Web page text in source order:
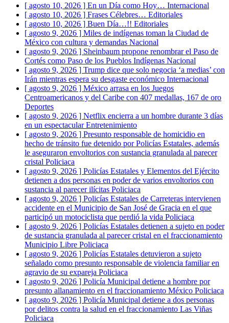
[ agosto 10, 2026 ] En un Día como Hoy… Internacional
[ agosto 10, 2026 ] Frases Célebres… Editoriales
[ agosto 10, 2026 ] Buen Día…!! Editoriales
[ agosto 9, 2026 ] Miles de indígenas toman la Ciudad de
México con cultura y demandas Nacional
[ agosto 9, 2026 ] Sheinbaum propone renombrar el Paso de
Cortés como Paso de los Pueblos Indígenas Nacional
[ agosto 9, 2026 ] Trump dice que solo negocia ‘a medias’ con
Irán mientras espera su desgaste económico Internacional
[ agosto 9, 2026 ] México arrasa en los Juegos
Centroamericanos y del Caribe con 407 medallas, 167 de oro
Deportes
[ agosto 9, 2026 ] Netflix encierra a un hombre durante 3 días
en un espectacularEntretenimiento
[ agosto 9, 2026 ] Presunto responsable de homicidio en
hecho de tránsito fue detenido por Policías Estatales, además
le aseguraron envoltorios con sustancia granulada al parecer
cristal Policiaca
[ agosto 9, 2026 ] Policías Estatales y Elementos del Ejército
detienen a dos personas en poder de varios envoltorios con
sustancia al parecer ilícitas Policiaca
[ agosto 9, 2026 ] Policías Estatales de Carreteras intervienen
accidente en el Municipio de San José de Gracia en el que
participó un motociclista que perdió la vida Policiaca
[ agosto 9, 2026 ] Policías Estatales detienen a sujeto en poder
de sustancia granulada al parecer cristal en el fraccionamiento
Municipio Libre Policiaca
[ agosto 9, 2026 ] Policías Estatales detuvieron a sujeto
señalado como presunto responsable de violencia familiar en
agravio de su expareja Policiaca
[ agosto 9, 2026 ] Policía Municipal detiene a hombre por
presunto allanamiento en el fraccionamiento México Policiaca
[ agosto 9, 2026 ] Policía Municipal detiene a dos personas
por delitos contra la salud en el fraccionamiento Las Viñas
Policiaca